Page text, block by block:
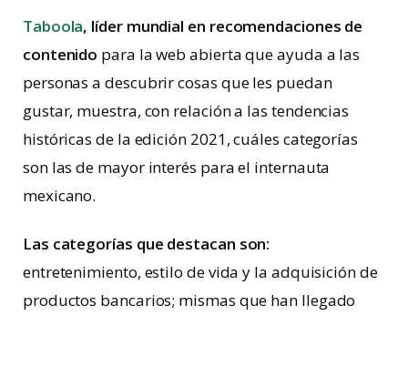
Taboola, líder mundial en recomendaciones de
contenido para la web abierta que ayuda a las
personas a descubrir cosas que les puedan
gustar, muestra, con relación a las tendencias
históricas de la edición 2021, cuáles categorías
son las de mayor interés para el internauta
mexicano.
Las categorías que destacan son:
entretenimiento, estilo de vida y la adquisición de
productos bancarios; mismas que han llegado